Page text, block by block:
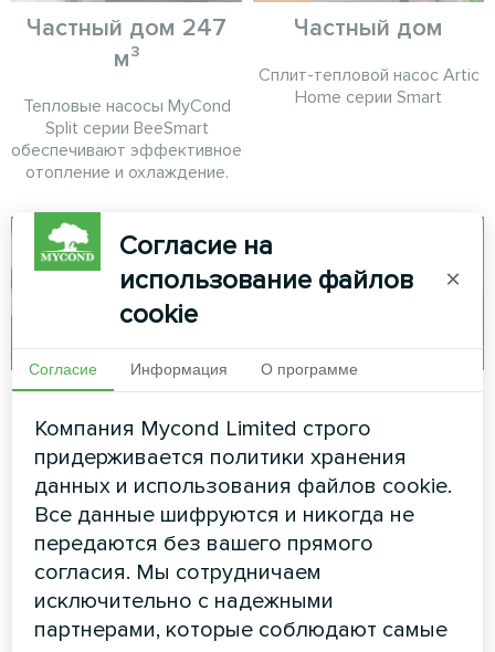
Частный дом 247
м³
Тепловые насосы MyCond
Split серии BeeSmart
обеспечивают эффективное
отопление и охлаждение.
Частный дом
Сплит-тепловой насос Artic
Home серии Smart
Апартаменты
Художественное
оформление
вентиляторного доводчика
серии Glass
коттедж с
тепловыми
насосами Mycond
Split BeeHeat MHS-
U12BH
BeeHeat MHS-U12BH
обеспечивает эффективный
обогрев и охлаждение
Согласие на
использование файлов
cookie
×
Согласие Информация О программе
Компания Mycond Limited строго
придерживается политики хранения
данных и использования файлов cookie.
Все данные шифруются и никогда не
передаются без вашего прямого
согласия. Мы сотрудничаем
исключительно с надежными
партнерами, которые соблюдают самые